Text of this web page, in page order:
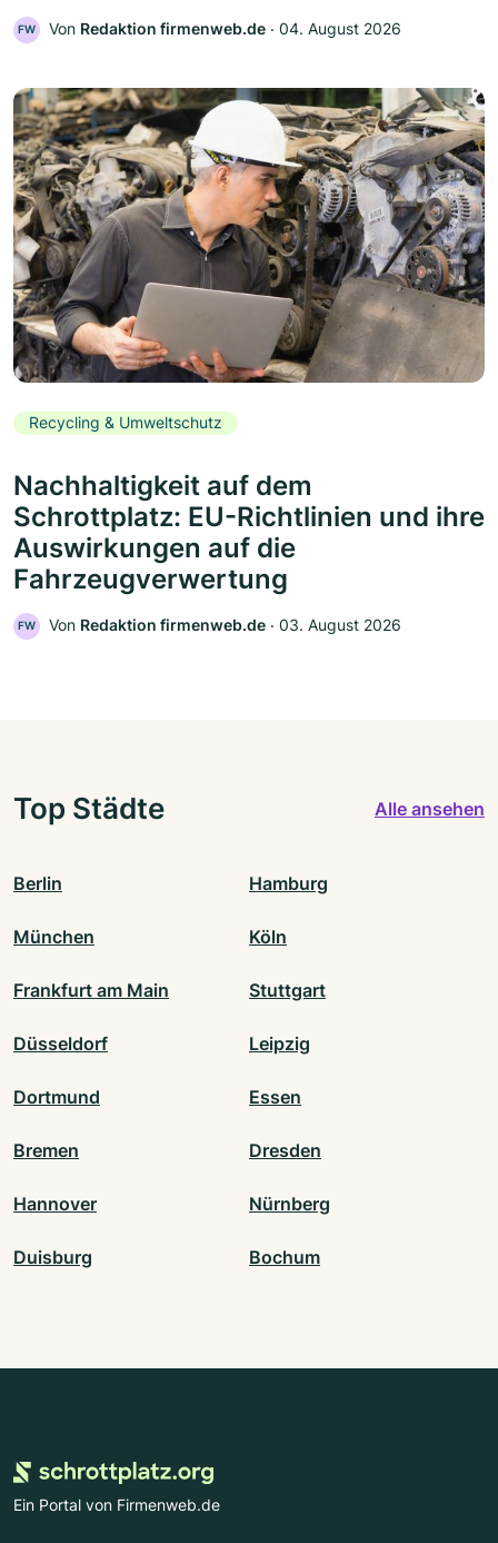
FW Von Redaktion firmenweb.de ‧ 04. August 2026
Recycling & Umweltschutz
Nachhaltigkeit auf dem
Schrottplatz: EU-Richtlinien und ihre
Auswirkungen auf die
Fahrzeugverwertung
FW Von Redaktion firmenweb.de ‧ 03. August 2026
Top Städte Alle ansehen
Berlin Hamburg
München Köln
Frankfurt am Main Stuttgart
Düsseldorf Leipzig
Dortmund Essen
Bremen Dresden
Hannover Nürnberg
Duisburg Bochum
Ein Portal von Firmenweb.de